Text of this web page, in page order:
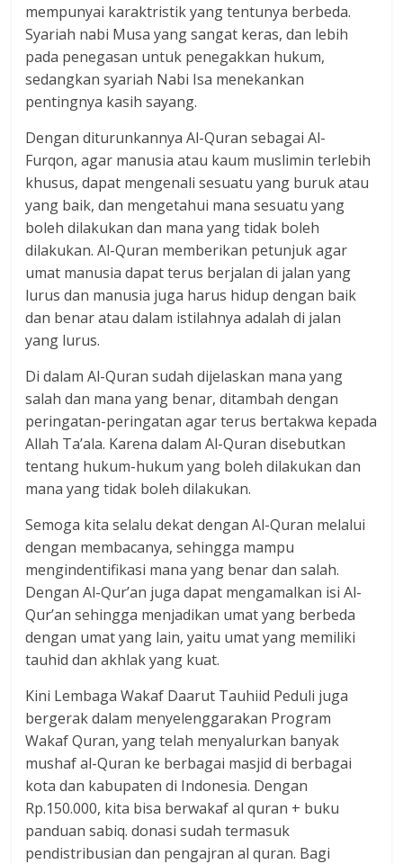
mempunyai karaktristik yang tentunya berbeda.
Syariah nabi Musa yang sangat keras, dan lebih
pada penegasan untuk penegakkan hukum,
sedangkan syariah Nabi Isa menekankan
pentingnya kasih sayang.
Dengan diturunkannya Al-Quran sebagai Al-
Furqon, agar manusia atau kaum muslimin terlebih
khusus, dapat mengenali sesuatu yang buruk atau
yang baik, dan mengetahui mana sesuatu yang
boleh dilakukan dan mana yang tidak boleh
dilakukan. Al-Quran memberikan petunjuk agar
umat manusia dapat terus berjalan di jalan yang
lurus dan manusia juga harus hidup dengan baik
dan benar atau dalam istilahnya adalah di jalan
yang lurus.
Di dalam Al-Quran sudah dijelaskan mana yang
salah dan mana yang benar, ditambah dengan
peringatan-peringatan agar terus bertakwa kepada
Allah Ta’ala. Karena dalam Al-Quran disebutkan
tentang hukum-hukum yang boleh dilakukan dan
mana yang tidak boleh dilakukan.
Semoga kita selalu dekat dengan Al-Quran melalui
dengan membacanya, sehingga mampu
mengindentifikasi mana yang benar dan salah.
Dengan Al-Qur’an juga dapat mengamalkan isi Al-
Qur’an sehingga menjadikan umat yang berbeda
dengan umat yang lain, yaitu umat yang memiliki
tauhid dan akhlak yang kuat.
Kini Lembaga Wakaf Daarut Tauhiid Peduli juga
bergerak dalam menyelenggarakan Program
Wakaf Quran, yang telah menyalurkan banyak
mushaf al-Quran ke berbagai masjid di berbagai
kota dan kabupaten di Indonesia. Dengan
Rp.150.000, kita bisa berwakaf al quran + buku
panduan sabiq. donasi sudah termasuk
pendistribusian dan pengajran al quran. Bagi